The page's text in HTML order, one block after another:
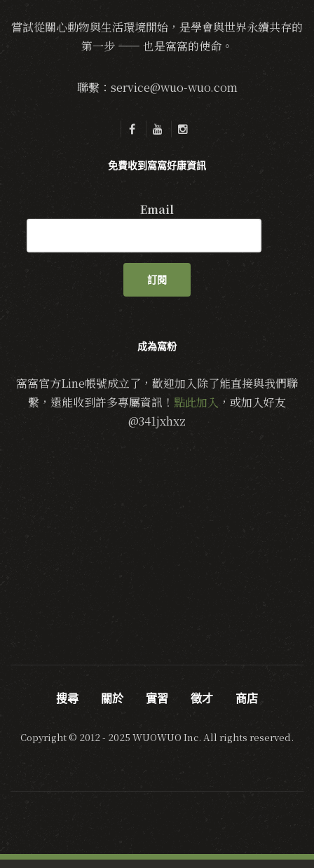
嘗試從關心動物與生活環境開始，是學會與世界永續共存的
第一步 —— 也是窩窩的使命。
聯繫：service@wuo-wuo.com
免費收到窩窩好康資訊
Email
訂閱
成為窩粉
窩窩官方Line帳號成立了，歡迎加入除了能直接與我們聯
繫，還能收到許多專屬資訊！ 點此加入 ，或加入好友
@341jxhxz
搜尋 關於 實習 徵才 商店
Copyright © 2012 - 2025 WUOWUO Inc. All rights reserved.